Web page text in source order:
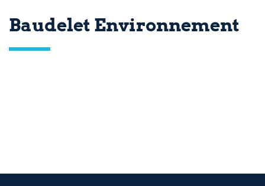
Baudelet Environnement